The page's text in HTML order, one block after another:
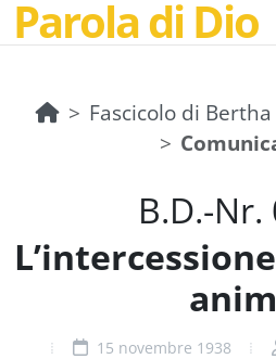
Parola di Dio
Fascicolo di
B.D.-Nr.
15 novembre 1938